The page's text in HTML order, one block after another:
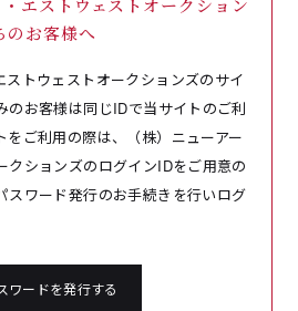
・エストウェストオークション
のお客様へ
ストウェストオークションズのサイ
のお客様は同じIDで当サイトのご利
をご利用の際は、（株）ニューアー
クションズのログインIDをご用意の
スワード発行のお手続きを行いログ
ワードを発行する